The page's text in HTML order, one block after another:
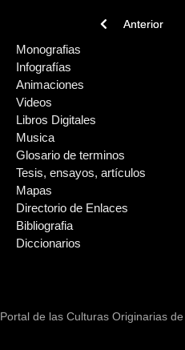
Previous article:
Anterior
Monografias
Infografías
Animaciones
Videos
Libros Digitales
Musica
Glosario de terminos
Tesis, ensayos, artículos
Mapas
Directorio de Enlaces
Bibliografia
Diccionarios
Portal de las Culturas Originarias de